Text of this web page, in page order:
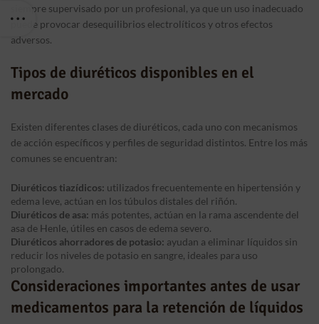
siempre supervisado por un profesional, ya que un uso inadecuado
puede provocar desequilibrios electrolíticos y otros efectos
adversos.
Tipos de diuréticos disponibles en el
mercado
Existen diferentes clases de diuréticos, cada uno con mecanismos
de acción específicos y perfiles de seguridad distintos. Entre los más
comunes se encuentran:
Diuréticos tiazídicos: utilizados frecuentemente en hipertensión y
edema leve, actúan en los túbulos distales del riñón.
Diuréticos de asa: más potentes, actúan en la rama ascendente del
asa de Henle, útiles en casos de edema severo.
Diuréticos ahorradores de potasio: ayudan a eliminar líquidos sin
reducir los niveles de potasio en sangre, ideales para uso
prolongado.
Consideraciones importantes antes de usar
medicamentos para la retención de líquidos